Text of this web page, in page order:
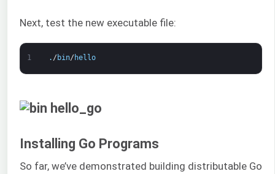
Next, test the new executable file:
1 . / bin/ hello
Installing Go Programs
So far, we’ve demonstrated building distributable Go